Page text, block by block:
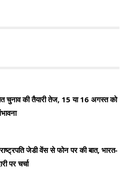
चुनाव की तैयारी तेज, 15 या 16 अगस्त को
जेडी वेंस से फोन पर की बात, भारत-
पर चर्चा